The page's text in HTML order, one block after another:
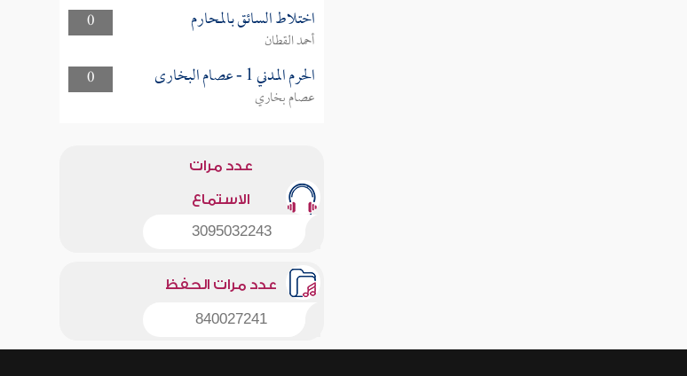
0
اختلاط السائق بالمحارم
أحمد القطان
0
الحرم المدني 1 - عصام البخارى
عصام بخاري
عدد مرات
الاستماع
3095032243
عدد مرات الحفظ
840027241